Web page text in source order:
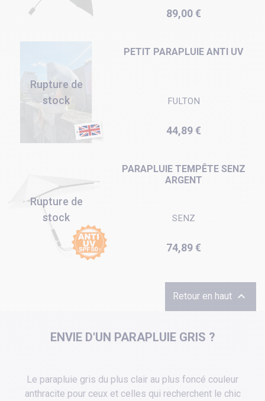
Prix
89,00 €
Rupture de
stock
PETIT PARAPLUIE ANTI UV
FULTON
Prix
44,89 €
Rupture de
stock
PARAPLUIE TEMPÊTE SENZ
ARGENT
SENZ
Prix
74,89 €
Retour en haut 
ENVIE D'UN PARAPLUIE GRIS ?
Le parapluie gris du plus clair au plus foncé couleur
anthracite pour ceux et celles qui recherchent le chic